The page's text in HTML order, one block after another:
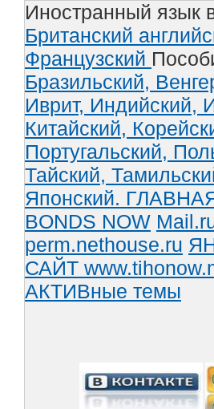
Иностранный язык
Британский
Французский
Бразильский,
Иврит, Индийский,
Китайский,
Португальский,
Тайский,
Японский.
BONDS NOW
perm.nethouse.ru
САЙТ
АКТИВные темы